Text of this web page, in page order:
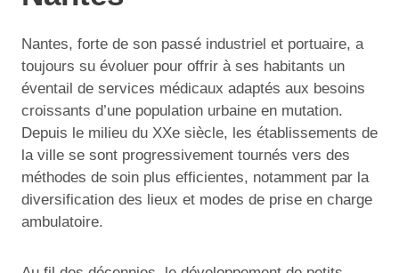
Nantes, forte de son passé industriel et portuaire, a
toujours su évoluer pour offrir à ses habitants un
éventail de services médicaux adaptés aux besoins
croissants d’une population urbaine en mutation.
Depuis le milieu du XXe siècle, les établissements de
la ville se sont progressivement tournés vers des
méthodes de soin plus efficientes, notamment par la
diversification des lieux et modes de prise en charge
ambulatoire.